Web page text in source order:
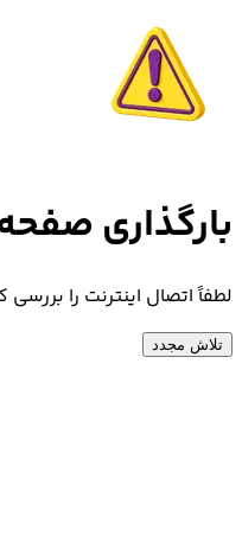
بارگذاری
لطفاً اتصال اینترنت را
تلاش مجدد